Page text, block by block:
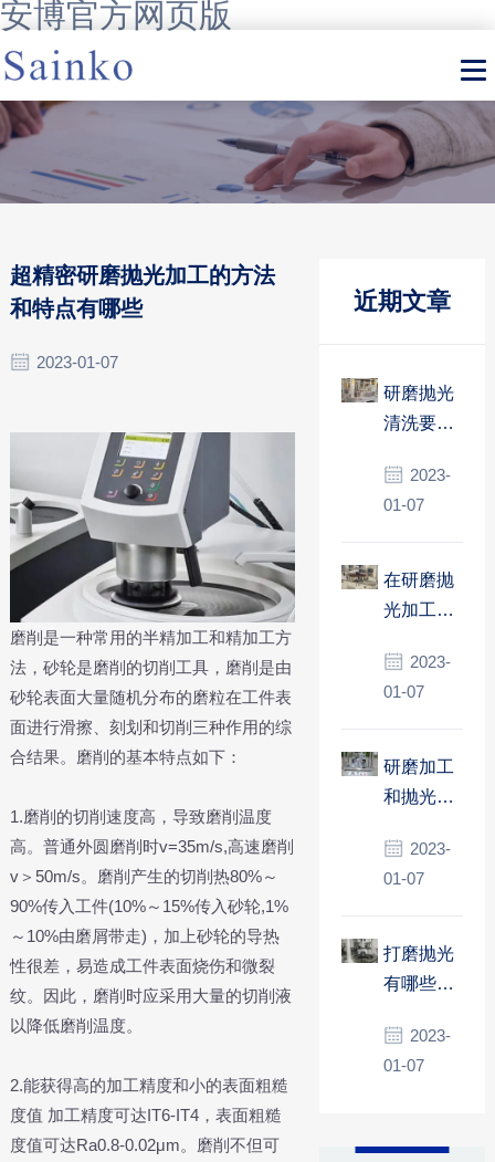
安博官方网页版
超精密研磨抛光加工的方法
和特点有哪些
2023-01-07
磨削是一种常用的半精加工和精加工方
法，砂轮是磨削的切削工具，磨削是由
砂轮表面大量随机分布的磨粒在工件表
面进行滑擦、刻划和切削三种作用的综
合结果。磨削的基本特点如下：
1.磨削的切削速度高，导致磨削温度
高。普通外圆磨削时v=35m/s,高速磨削
v＞50m/s。磨削产生的切削热80%～
90%传入工件(10%～15%传入砂轮,1%
～10%由磨屑带走)，加上砂轮的导热
性很差，易造成工件表面烧伤和微裂
纹。因此，磨削时应采用大量的切削液
以降低磨削温度。
2.能获得高的加工精度和小的表面粗糙
度值 加工精度可达IT6-IT4，表面粗糙
度值可达Ra0.8-0.02μm。磨削不但可
近期文章
研磨抛光
清洗要使
法？2023-
01-07
在研磨抛
光加工
进行抛光
注意事
2023-
01-07
研磨加工
和抛光加
和特点有
何不同？
2023-
01-07
打磨抛光
有哪些要
2023-
01-07